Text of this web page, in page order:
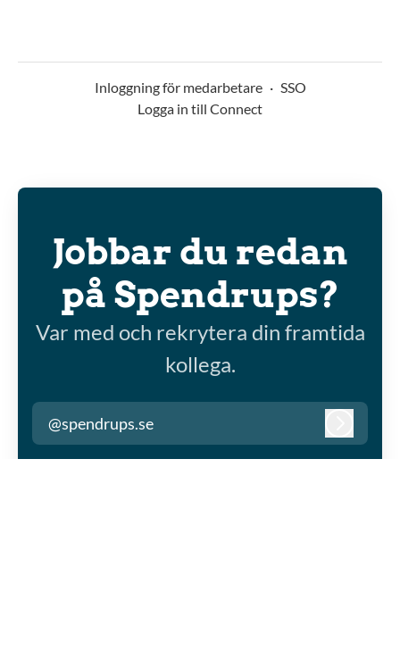
Inloggning för medarbetare · SSO
Logga in till Connect
Jobbar du redan
på Spendrups?
Var med och rekrytera din framtida
kollega.
@spendrups.se